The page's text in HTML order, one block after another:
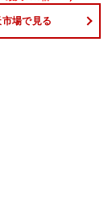
場で見る